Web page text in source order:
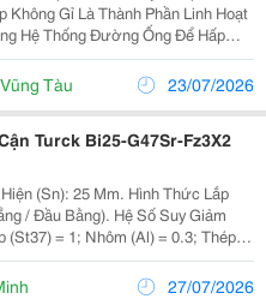
Cao Su-Khopnoimem
Không Gỉ Là Thành Phần Linh Hoạt
Hệ Thống Đường Ống Để Hấp
Suất Và Rung Động, Đồng Thời
Và Co Ngót Do Nhiệt. Chúng Rất
Tàu 23/07/2026
Turck Bi25-G47Sr-Fz3X2
25 Mm. Hình Thức Lắp
Hệ Số Suy Giảm
(St37) = 1; Nhôm (Al) = 0.3; Thép
= 0.4. Tần Số Chuyển
27/07/2026